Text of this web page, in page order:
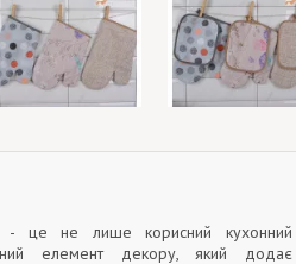
- це не лише корисний кухонний
елемент декору, який додає